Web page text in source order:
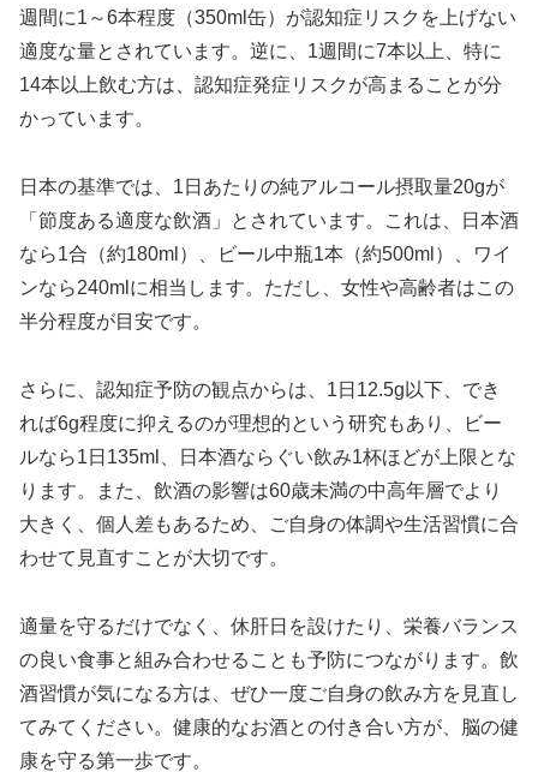
週間に1～6本程度（350ml缶）が認知症リスクを上げない
適度な量とされています。逆に、1週間に7本以上、特に
14本以上飲む方は、認知症発症リスクが高まることが分
かっています。
日本の基準では、1日あたりの純アルコール摂取量20gが
「節度ある適度な飲酒」とされています。これは、日本酒
なら1合（約180ml）、ビール中瓶1本（約500ml）、ワイ
ンなら240mlに相当します。ただし、女性や高齢者はこの
半分程度が目安です。
さらに、認知症予防の観点からは、1日12.5g以下、でき
れば6g程度に抑えるのが理想的という研究もあり、ビー
ルなら1日135ml、日本酒ならぐい飲み1杯ほどが上限とな
ります。また、飲酒の影響は60歳未満の中高年層でより
大きく、個人差もあるため、ご自身の体調や生活習慣に合
わせて見直すことが大切です。
適量を守るだけでなく、休肝日を設けたり、栄養バランス
の良い食事と組み合わせることも予防につながります。飲
酒習慣が気になる方は、ぜひ一度ご自身の飲み方を見直し
てみてください。健康的なお酒との付き合い方が、脳の健
康を守る第一歩です。